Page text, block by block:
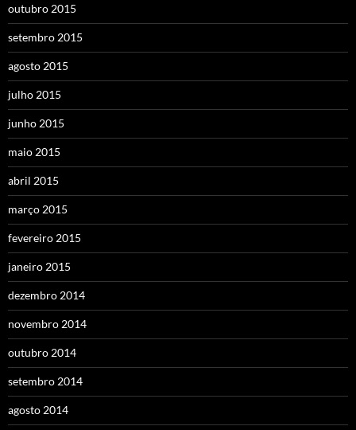
outubro 2015
setembro 2015
agosto 2015
julho 2015
junho 2015
maio 2015
abril 2015
março 2015
fevereiro 2015
janeiro 2015
dezembro 2014
novembro 2014
outubro 2014
setembro 2014
agosto 2014